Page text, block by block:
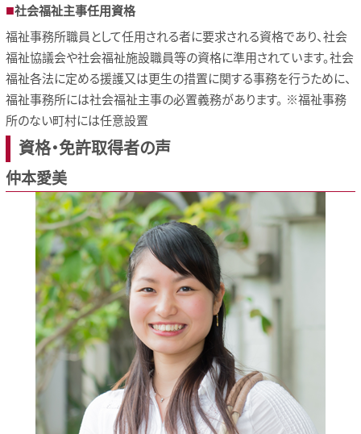
社会福祉主事任用資格
福祉事務所職員として任用される者に要求される資格であり、社会
福祉協議会や社会福祉施設職員等の資格に準用されています。社会
福祉各法に定める援護又は更生の措置に関する事務を行うために、
福祉事務所には社会福祉主事の必置義務があります。 ※福祉事務
所のない町村には任意設置
資格・免許取得者の声
仲本愛美